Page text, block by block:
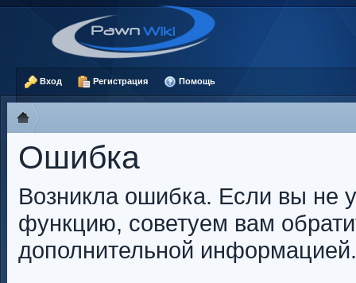
Вход Регистрация Помощь
Ошибка
Возникла ошибка. Если вы не
функцию, советуем вам
дополнительной информацией.